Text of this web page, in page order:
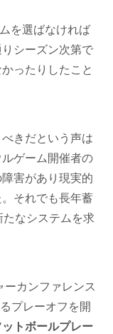
を選ばなければ
シーズン次第で
ったりしたこと
きだという声は
ゲーム開催者の
害があり現実的
それでも長年蓄
なシステムを求
ーカンファレンス
プレーオフを開
トボールプレー